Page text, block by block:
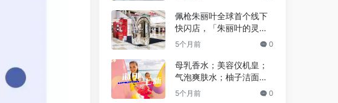
风向标
佩枪朱丽叶全球首个线下
快闪店，「朱丽叶的灵魂
穿香」重磅登陆上海！
5个月前 0
母乳香水；美容仪机皇；
气泡爽肤水；柚子洁面面
膜… | 海外上新
5个月前 0